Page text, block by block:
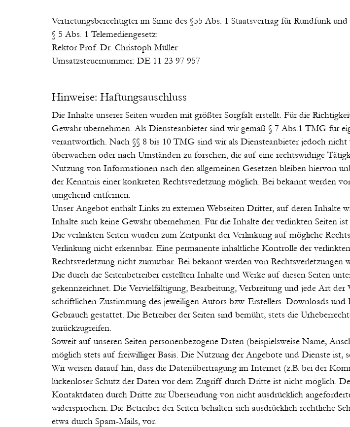
Vertretungsberechtigter im Sinne des §55 Abs. 1 Staatsvertrag für Rundfunk und
§ 5 Abs. 1 Telemediengesetz:
Rektor Prof. Dr. Christoph Müller
Umsatzsteuernummer: DE 11 23 97 957
Hinweise: Haftungsauschluss
Die Inhalte unserer Seiten wurden mit größter Sorgfalt erstellt. Für die
Gewähr übernehmen. Als Diensteanbieter sind wir gemäß § 7 Abs.1 TMG für
verantwortlich. Nach §§ 8 bis 10 TMG sind wir als Diensteanbieter jedoch
überwachen oder nach Umständen zu forschen, die auf eine rechtswidrige
Nutzung von Informationen nach den allgemeinen Gesetzen bleiben hiervon
der Kenntnis einer konkreten Rechtsverletzung möglich. Bei bekannt werden
umgehend entfernen.
Unser Angebot enthält Links zu externen Webseiten Dritter, auf deren Inhalte
Inhalte auch keine Gewähr übernehmen. Für die Inhalte der verlinkten Seiten
Die verlinkten Seiten wurden zum Zeitpunkt der Verlinkung auf mögliche
Verlinkung nicht erkennbar. Eine permanente inhaltliche Kontrolle der
Rechtsverletzung nicht zumutbar. Bei bekannt werden von Rechtsverletzungen
Die durch die Seitenbetreiber erstellten Inhalte und Werke auf diesen Seiten
gekennzeichnet. Die Vervielfältigung, Bearbeitung, Verbreitung und jede Art
schriftlichen Zustimmung des jeweiligen Autors bzw. Erstellers. Downloads
Gebrauch gestattet. Die Betreiber der Seiten sind bemüht, stets die
zurückzugreifen.
Soweit auf unseren Seiten personenbezogene Daten (beispielsweise Name,
möglich stets auf freiwilliger Basis. Die Nutzung der Angebote und Dienste ist,
Wir weisen darauf hin, dass die Datenübertragung im Internet (z.B. bei der
lückenloser Schutz der Daten vor dem Zugriff durch Dritte ist nicht möglich.
Kontaktdaten durch Dritte zur Übersendung von nicht ausdrücklich
widersprochen. Die Betreiber der Seiten behalten sich ausdrücklich rechtliche
etwa durch Spam-Mails, vor.